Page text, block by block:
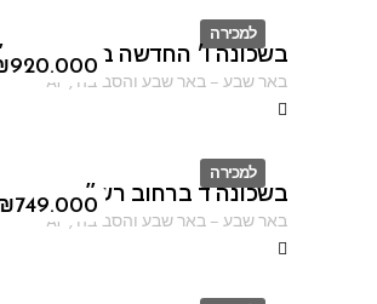
למכירה
ID
920.000
בשכונה ו׳ החדשה ברחוב
באר שבע–באר שבע והסביבה ,
AF
למכירה
ID
749.000
בשכונה ד ברחוב רש״י
באר שבע–באר שבע והסביבה ,
AF